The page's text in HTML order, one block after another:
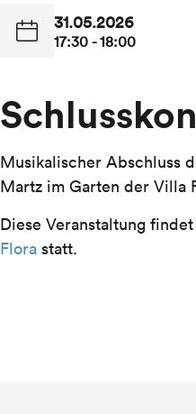
31.05.2026
17:30 - 18:00
Musikalischer Abschluss
Martz im Garten der Villa
Diese Veranstaltung
Flora statt.